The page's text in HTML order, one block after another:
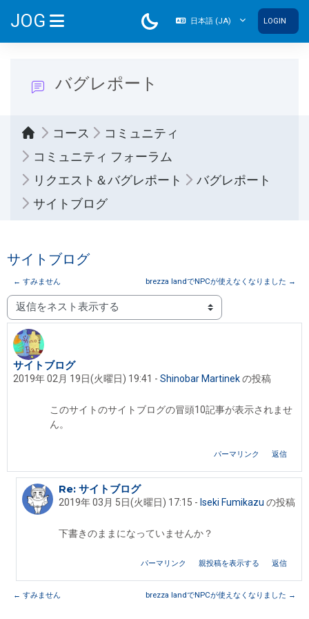
JOG 日本語 ‎(JA)‎ LOGIN
バグレポート
コース
コミュニティ
コミュニティ フォーラム
リクエスト＆バグレポート
バグレポート
サイトブログ
サイトブログ
← すみません brezza landでNPCが使えなくなりました →
表示モード
サイトブログ
2019年 02月 19日(火曜日) 19:41 - Shinobar Martinekの投稿
返信数: 1
このサイトのサイトブログの冒頭10記事が表示されませ
ん。
パーマリンク 返信
Shinobar Martinek への返信
Re: サイトブログ
2019年 03月 5日(火曜日) 17:15 - Iseki Fumikazu の投稿
下書きのままになっていませんか？
パーマリンク 親投稿を表示する 返信
← すみません brezza landでNPCが使えなくなりました →